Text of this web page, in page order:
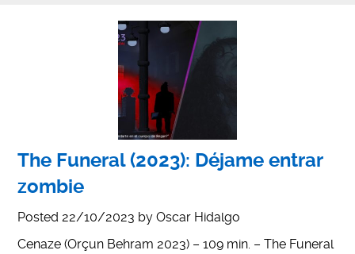
The Funeral (2023): Déjame entrar
zombie
Posted 22/10/2023 byOscar Hidalgo
Cenaze (Orçun Behram 2023) – 109 min. – The Funeral